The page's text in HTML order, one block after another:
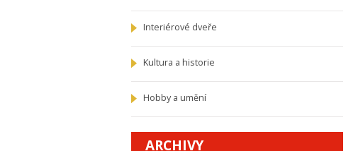
Interiérové dveře
Kultura a historie
Hobby a umění
ARCHIVY